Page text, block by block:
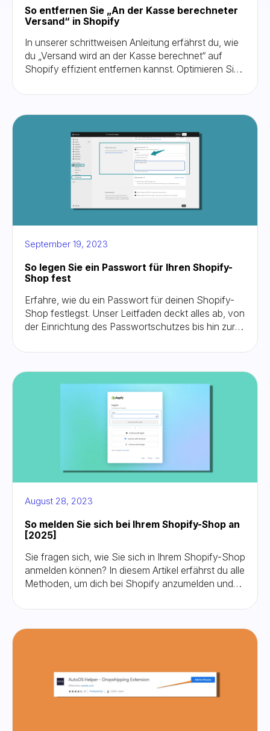
So entfernen Sie „An der Kasse berechneter
Versand“ in Shopify
In unserer schrittweisen Anleitung erfährst du, wie
du „Versand wird an der Kasse berechnet“ auf
Shopify effizient entfernen kannst. Optimieren Sie
Verabschieden Sie sich von dynamischen
September 19, 2023
So legen Sie ein Passwort für Ihren Shopify-
Shop fest
Erfahre, wie du ein Passwort für deinen Shopify-
Shop festlegst. Unser Leitfaden deckt alles ab, von
der Einrichtung des Passwortschutzes bis hin zur
Sie, wie Sie Ihrem Shopify-Shop effektiv ein
August 28, 2023
So melden Sie sich bei Ihrem Shopify-Shop an
[2025]
Sie fragen sich, wie Sie sich in Ihrem Shopify-Shop
anmelden können? In diesem Artikel erfährst du alle
Methoden, um dich bei Shopify anzumelden und